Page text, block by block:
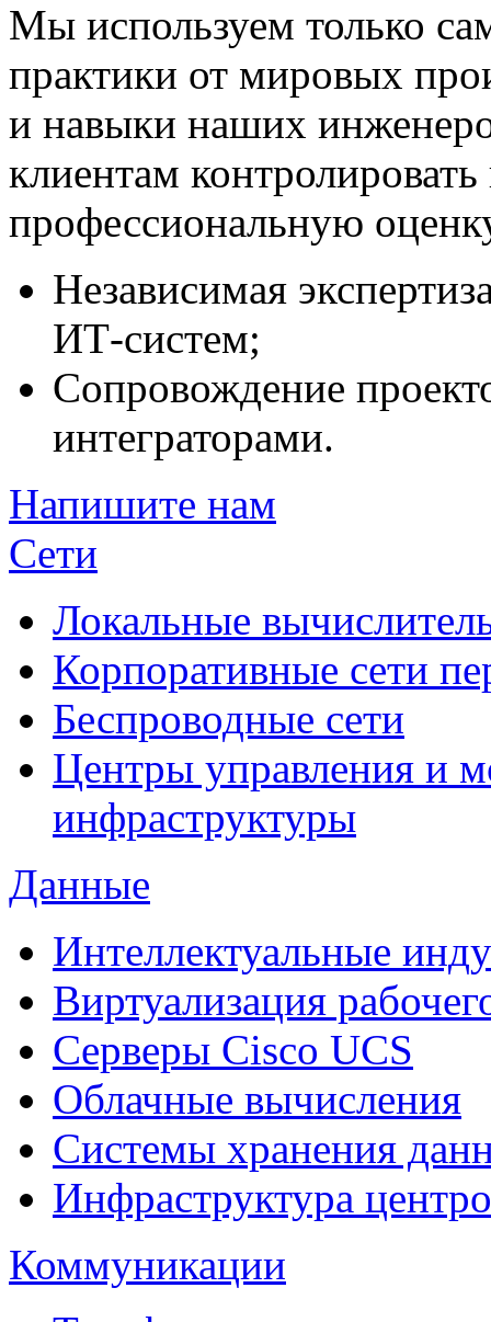
Мы используем только
практики от мировых
и навыки наших
клиентам
профессиональную
Независимая
ИТ-систем;
Сопровождение
интеграторами.
Напишите нам
Сети
Локальные
Корпоративные сети
Беспроводные сети
Центры управления и
инфраструктуры
Данные
Интеллектуальные
Виртуализация
Cерверы Cisco UCS
Облачные вычисления
Системы хранения
Инфраструктура
Коммуникации